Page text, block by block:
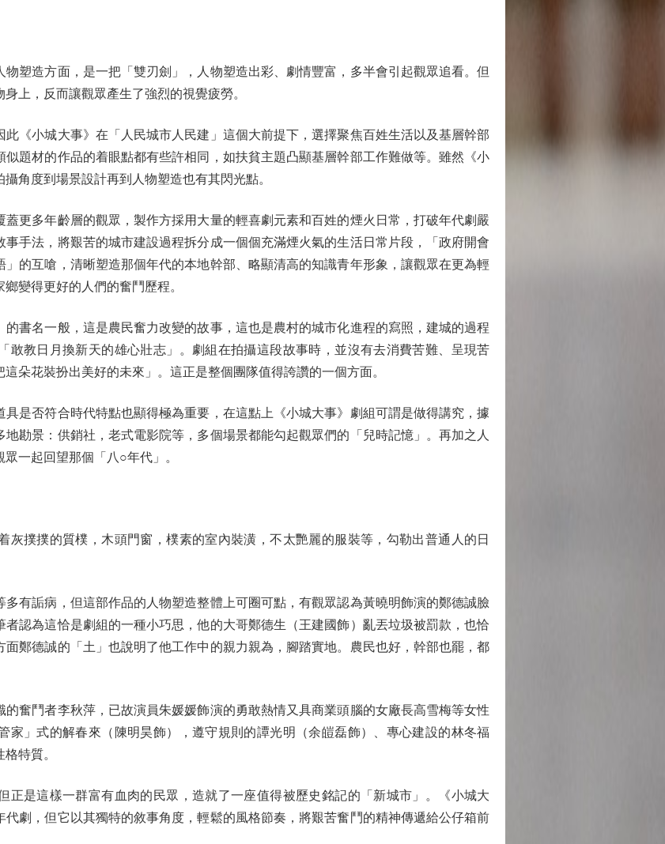
造方面，是一把「雙刃劍」，人物塑造出彩、劇情豐富，多半會引起觀眾追看。但
上，反而讓觀眾產生了強烈的視覺疲勞。
小城大事》在「人民城市人民建」這個大前提下，選擇聚焦百姓生活以及基層幹部
題材的作品的着眼點都有些許相同，如扶貧主題凸顯基層幹部工作難做等。雖然《小
角度到場景設計再到人物塑造也有其閃光點。
多年齡層的觀眾，製作方採用大量的輕喜劇元素和百姓的煙火日常，打破年代劇嚴
手法，將艱苦的城市建設過程拆分成一個個充滿煙火氣的生活日常片段，「政府開會
的互嗆，清晰塑造那個年代的本地幹部、略顯清高的知識青年形象，讓觀眾在更為輕
變得更好的人們的奮鬥歷程。
名一般，這是農民奮力改變的故事，這也是農村的城市化進程的寫照，建城的過程
敢教日月換新天的雄心壯志」。劇組在拍攝這段故事時，並沒有去消費苦難、呈現苦
朵花裝扮出美好的未來」。這正是整個團隊值得誇讚的一個方面。
否符合時代特點也顯得極為重要，在這點上《小城大事》劇組可謂是做得講究，據
勘景：供銷社，老式電影院等，多個場景都能勾起觀眾們的「兒時記憶」。再加之人
一起回望那個「八○年代」。
撲撲的質樸，木頭門窗，樸素的室內裝潢，不太艷麗的服裝等，勾勒出普通人的日
詬病，但這部作品的人物塑造整體上可圈可點，有觀眾認為黃曉明飾演的鄭德誠臉
認為這恰是劇組的一種小巧思，他的大哥鄭德生（王建國飾）亂丟垃圾被罰款，也恰
鄭德誠的「土」也說明了他工作中的親力親為，腳踏實地。農民也好，幹部也罷，都
鬥者李秋萍，已故演員朱媛媛飾演的勇敢熱情又具商業頭腦的女廠長高雪梅等女性
家」式的解春來（陳明昊飾），遵守規則的譚光明（余皚磊飾）、專心建設的林冬福
特質。
是這樣一群富有血肉的民眾，造就了一座值得被歷史銘記的「新城市」。《小城大
劇，但它以其獨特的敘事角度，輕鬆的風格節奏，將艱苦奮鬥的精神傳遞給公仔箱前